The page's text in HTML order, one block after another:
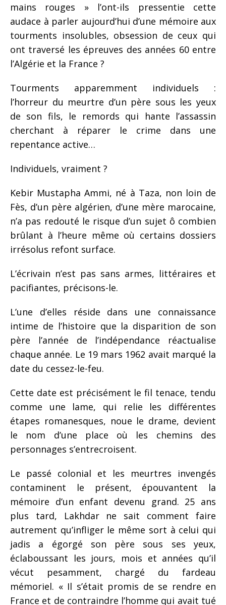
mains rouges » l’ont-ils pressentie cette
audace à parler aujourd’hui d’une mémoire aux
tourments insolubles, obsession de ceux qui
ont traversé les épreuves des années 60 entre
l’Algérie et la France ?
Tourments apparemment individuels :
l’horreur du meurtre d’un père sous les yeux
de son fils, le remords qui hante l’assassin
cherchant à réparer le crime dans une
repentance active…
Individuels, vraiment ?
Kebir Mustapha Ammi, né à Taza, non loin de
Fès, d’un père algérien, d’une mère marocaine,
n’a pas redouté le risque d’un sujet ô combien
brûlant à l’heure même où certains dossiers
irrésolus refont surface.
L’écrivain n’est pas sans armes, littéraires et
pacifiantes, précisons-le.
L’une d’elles réside dans une connaissance
intime de l’histoire que la disparition de son
père l’année de l’indépendance réactualise
chaque année. Le 19 mars 1962 avait marqué la
date du cessez-le-feu.
Cette date est précisément le fil tenace, tendu
comme une lame, qui relie les différentes
étapes romanesques, noue le drame, devient
le nom d’une place où les chemins des
personnages s’entrecroisent.
Le passé colonial et les meurtres invengés
contaminent le présent, épouvantent la
mémoire d’un enfant devenu grand. 25 ans
plus tard, Lakhdar ne sait comment faire
autrement qu’infliger le même sort à celui qui
jadis a égorgé son père sous ses yeux,
éclaboussant les jours, mois et années qu’il
vécut pesamment, chargé du fardeau
mémoriel. « Il s’était promis de se rendre en
France et de contraindre l’homme qui avait tué